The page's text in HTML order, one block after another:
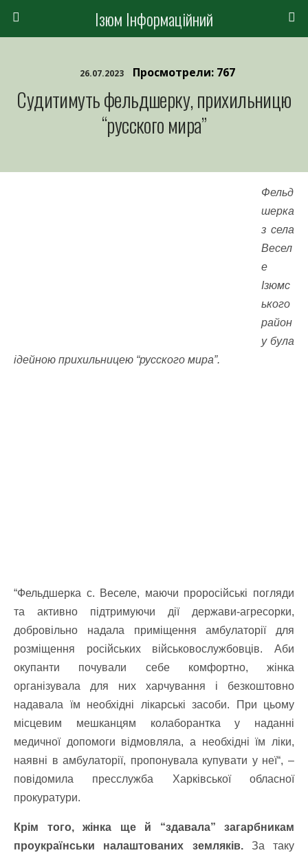
Ізюм Інформаційний
26.07.2023 Просмотрели: 767
Судитимуть фельдшерку, прихильницю
“русского мира”
Фельд
шерка
з села
Весел
е
Ізюмс
ького
район
у була
ідейною прихильницею “русского мира”.
“Фельдшерка с. Веселе, маючи проросійські погляди
та активно підтримуючи дії держави-агресорки,
добровільно надала приміщення амбулаторії для
розміщення російських військовослужбовців. Аби
окупанти почували себе комфортно, жінка
організувала для них харчування і безкоштовно
надавала їм необхідні лікарські засоби. При цьому
місцевим мешканцям колаборантка у наданні
медичної допомоги відмовляла, а необхідні їм ліки,
наявні в амбулаторії, пропонувала купувати у неї“, –
повідомила пресслужба Харківської обласної
прокуратури.
Крім того, жінка ще й “здавала” загарбникам
проукраїнськи налаштованих земляків.За таку